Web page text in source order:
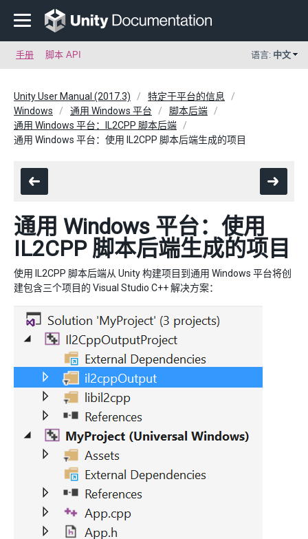
手册 脚本 API 语言: 中文
Unity User Manual (2017.3)
特定于平台的信息
Windows
通用 Windows 平台
脚本后端
通用 Windows 平台：IL2CPP 脚本后端
通用 Windows 平台：使用 IL2CPP 脚本后端生成的项目
通用 Windows 平台：使用
IL2CPP 脚本后端生成的项目
使用 IL2CPP 脚本后端从 Unity 构建项目到通用 Windows 平台将创
建包含三个项目的 Visual Studio C++ 解决方案：